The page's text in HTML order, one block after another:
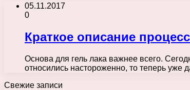
05.11.2017
0
Краткое описание
Основа для гель лака важнее всего.
относились настороженно, то теперь
Свежие записи